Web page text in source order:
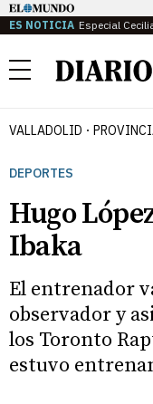
ES NOTICIA Especial
Menú
VALLADOLID
DEPORTES
Hugo
Ibaka
El entrenador
observador y
los Toronto
estuvo